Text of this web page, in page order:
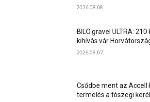
2026.08.08.
BILO.gravel ULTRA:
kihívás vár
2026.08.07.
Csődbe ment az Accell
termelés a tószegi